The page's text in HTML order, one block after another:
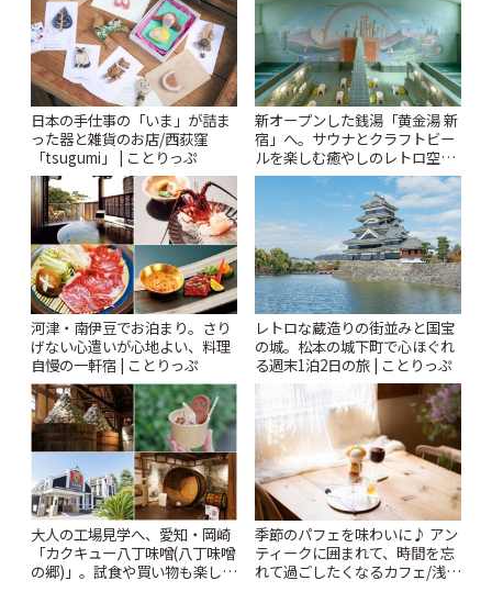
日本の手仕事の「いま」が詰ま
った器と雑貨のお店/西荻窪
「tsugumi」 | ことりっぷ
新オープンした銭湯「黄金湯 新
宿」へ。サウナとクラフトビー
ルを楽しむ癒やしのレトロ空間
| ことりっぷ
河津・南伊豆でお泊まり。さり
げない心遣いが心地よい、料理
自慢の一軒宿 | ことりっぷ
レトロな蔵造りの街並みと国宝
の城。松本の城下町で心ほぐれ
る週末1泊2日の旅 | ことりっぷ
大人の工場見学へ、愛知・岡崎
「カクキュー八丁味噌(八丁味噌
の郷)」。試食や買い物も楽しみ
季節のパフェを味わいに♪ アン
ティークに囲まれて、時間を忘
れて過ごしたくなるカフェ/浅草